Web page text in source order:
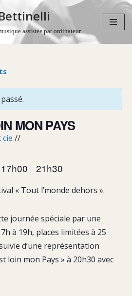
assistée par ordinateur
MON PAYS
cie //
17h00 –21h30
« Tout l’monde dehors ».
journée spéciale par une
à 19h, places limitées à 25
d’une représentation
loin mon Pays » à 20h30 avec